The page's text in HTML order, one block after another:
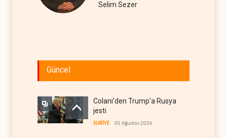
Selim Sezer
Güncel
Colani'den Trump'a Rusya
jesti
SURİYE 05 Ağustos 2026